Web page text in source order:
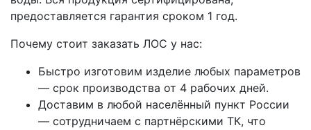
предоставляется гарантия сроком 1 год.
Почему стоит заказать ЛОС у нас:
Быстро изготовим изделие любых параметров
— срок производства от 4 рабочих дней.
Доставим в любой населённый пункт России
— сотрудничаем с партнёрскими ТК, что